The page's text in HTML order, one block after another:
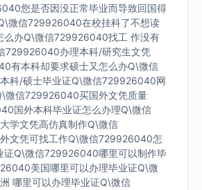
您是否因没正常毕业而导致回国得
微信729926040在校挂科了不想读
么办Q\微信729926040找工 作没有
729926040办理本科/研究生文凭
有本科却要求硕士又怎么办Q\微信
科/硕士毕业证Q\微信729926040网
微信729926040买国外文凭质量
国外本科毕业证怎么办理Q\微信
学文凭高仿真制作Q\微信
文凭可找工作Q\微信729926040怎
证Q\微信729926040哪里可以制作毕
美国哪里可以办理毕业证Q\微
哪里可以办理毕业证Q\微信